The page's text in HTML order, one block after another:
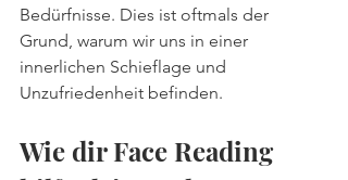
Bedürfnisse. Dies ist oftmals der
Grund, warum wir uns in einer
innerlichen Schieflage und
Unzufriedenheit befinden.
Wie dir Face Reading